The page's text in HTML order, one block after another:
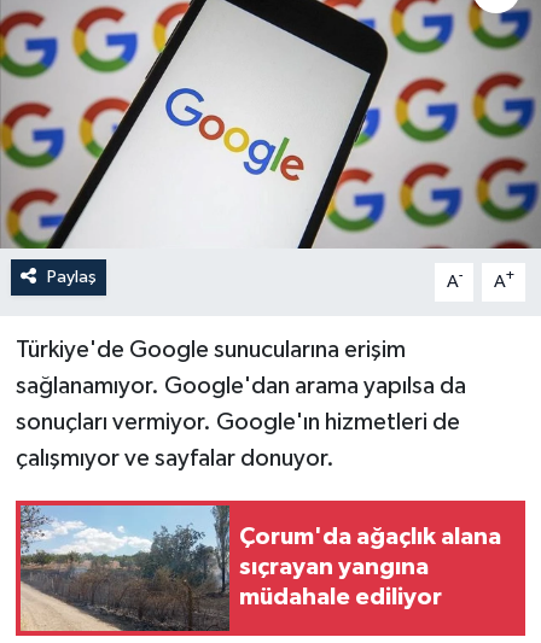
Paylaş A- A+
Türkiye'de Google sunucularına erişim
sağlanamıyor. Google'dan arama yapılsa da
sonuçları vermiyor. Google'ın hizmetleri de
çalışmıyor ve sayfalar donuyor.
Çorum'da ağaçlık alana
sıçrayan yangına
müdahale ediliyor
AKTÜEL
EĞİTİM
İLÇELER
OTOPARK
TEKNOLOJİ
Son Dakika Haberleri
Haber Arşivi